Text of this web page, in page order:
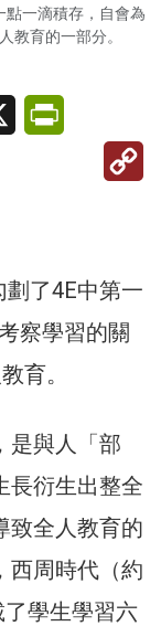
一滴積存，自會為
教育的一部分。
X
劃了4E中第一
察學習的關
育。
是與人「部
長衍生出整全
致全人教育的
西周時代（約
學生學習六